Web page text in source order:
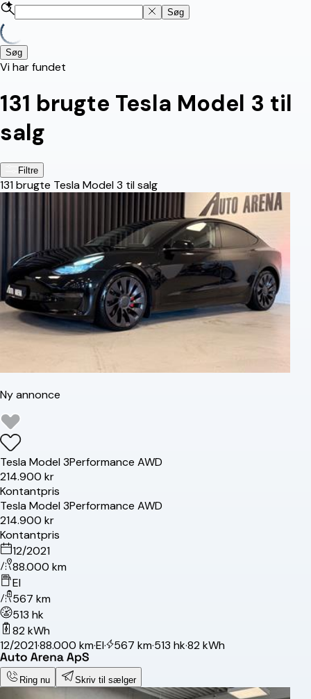
Søg
Søg
Vi har fundet
131 brugte Tesla Model 3 til
salg
Filtre
131brugte Tesla Model 3 til salg
Ny annonce
TeslaModel 3Performance AWD
214.900 kr
Kontantpris
TeslaModel 3Performance AWD
214.900 kr
Kontantpris
12/2021
88.000 km
El
567 km
513 hk
82 kWh
12/2021·88.000 km·El· 567 km·513 hk·82 kWh
Ring nu Skriv til sælger